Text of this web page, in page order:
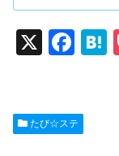
X
F
e
たび☆ステ